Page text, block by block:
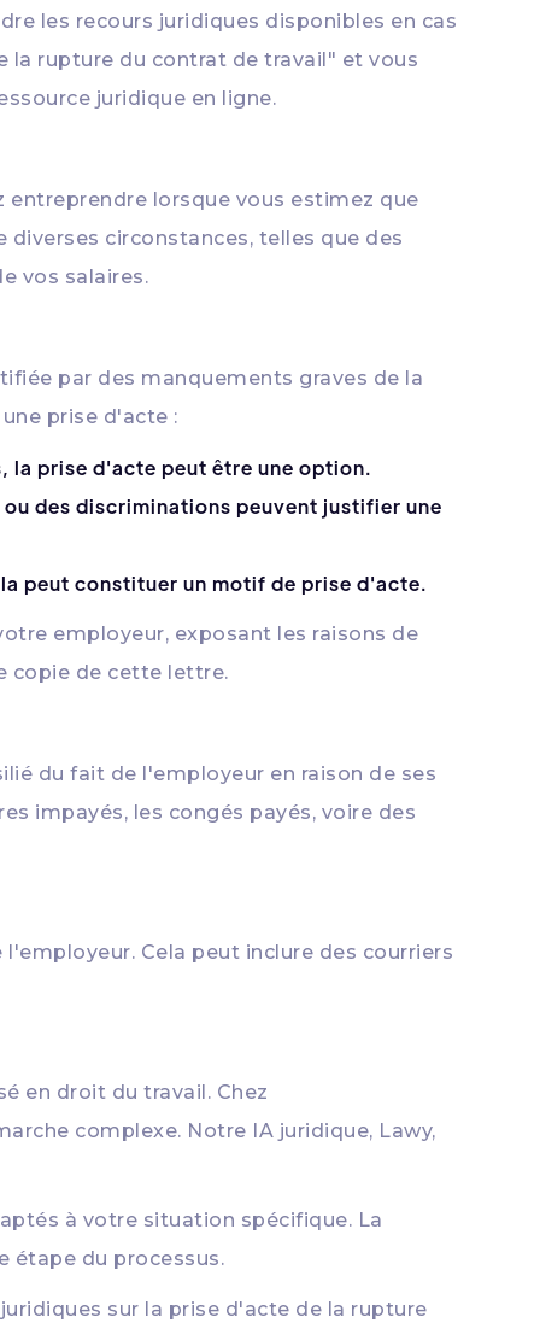
les recours juridiques disponibles en cas
la rupture du contrat de travail" et vous
juridique en ligne.
lorsque vous estimez que
circonstances, telles que des
vos salaires.
par des manquements graves de la
prise d'acte :
la prise d'acte peut être une option.
des discriminations peuvent justifier une
peut constituer un motif de prise d'acte.
employeur, exposant les raisons de
copie de cette lettre.
du fait de l'employeur en raison de ses
impayés, les congés payés, voire des
Cela peut inclure des courriers
en droit du travail. Chez
complexe. Notre IA juridique, Lawy,
à votre situation spécifique. La
étape du processus.
sur la prise d'acte de la rupture